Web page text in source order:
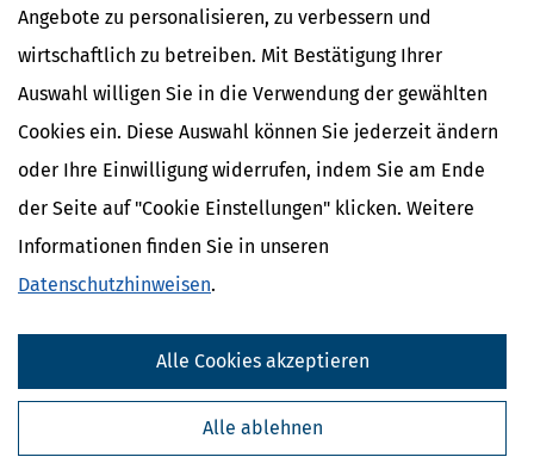
Angebote zu personalisieren, zu verbessern und
wirtschaftlich zu betreiben. Mit Bestätigung Ihrer
Auswahl willigen Sie in die Verwendung der gewählten
Cookies ein. Diese Auswahl können Sie jederzeit ändern
oder Ihre Einwilligung widerrufen, indem Sie am Ende
der Seite auf "Cookie Einstellungen" klicken. Weitere
Informationen finden Sie in unseren
Datenschutzhinweisen.
Alle ablehnen
Alle Cookies akzeptieren
Aktien und ETFs verstehen
Exchange Traded Funds: Anlagestrategie und Auswahl der richtigen
ETFs
Offene Immobilienfonds: Investieren in Sachwerte mit breiter
Online-Nutzung mit Suche, Lesezeichen usw. – immer aktuell – in